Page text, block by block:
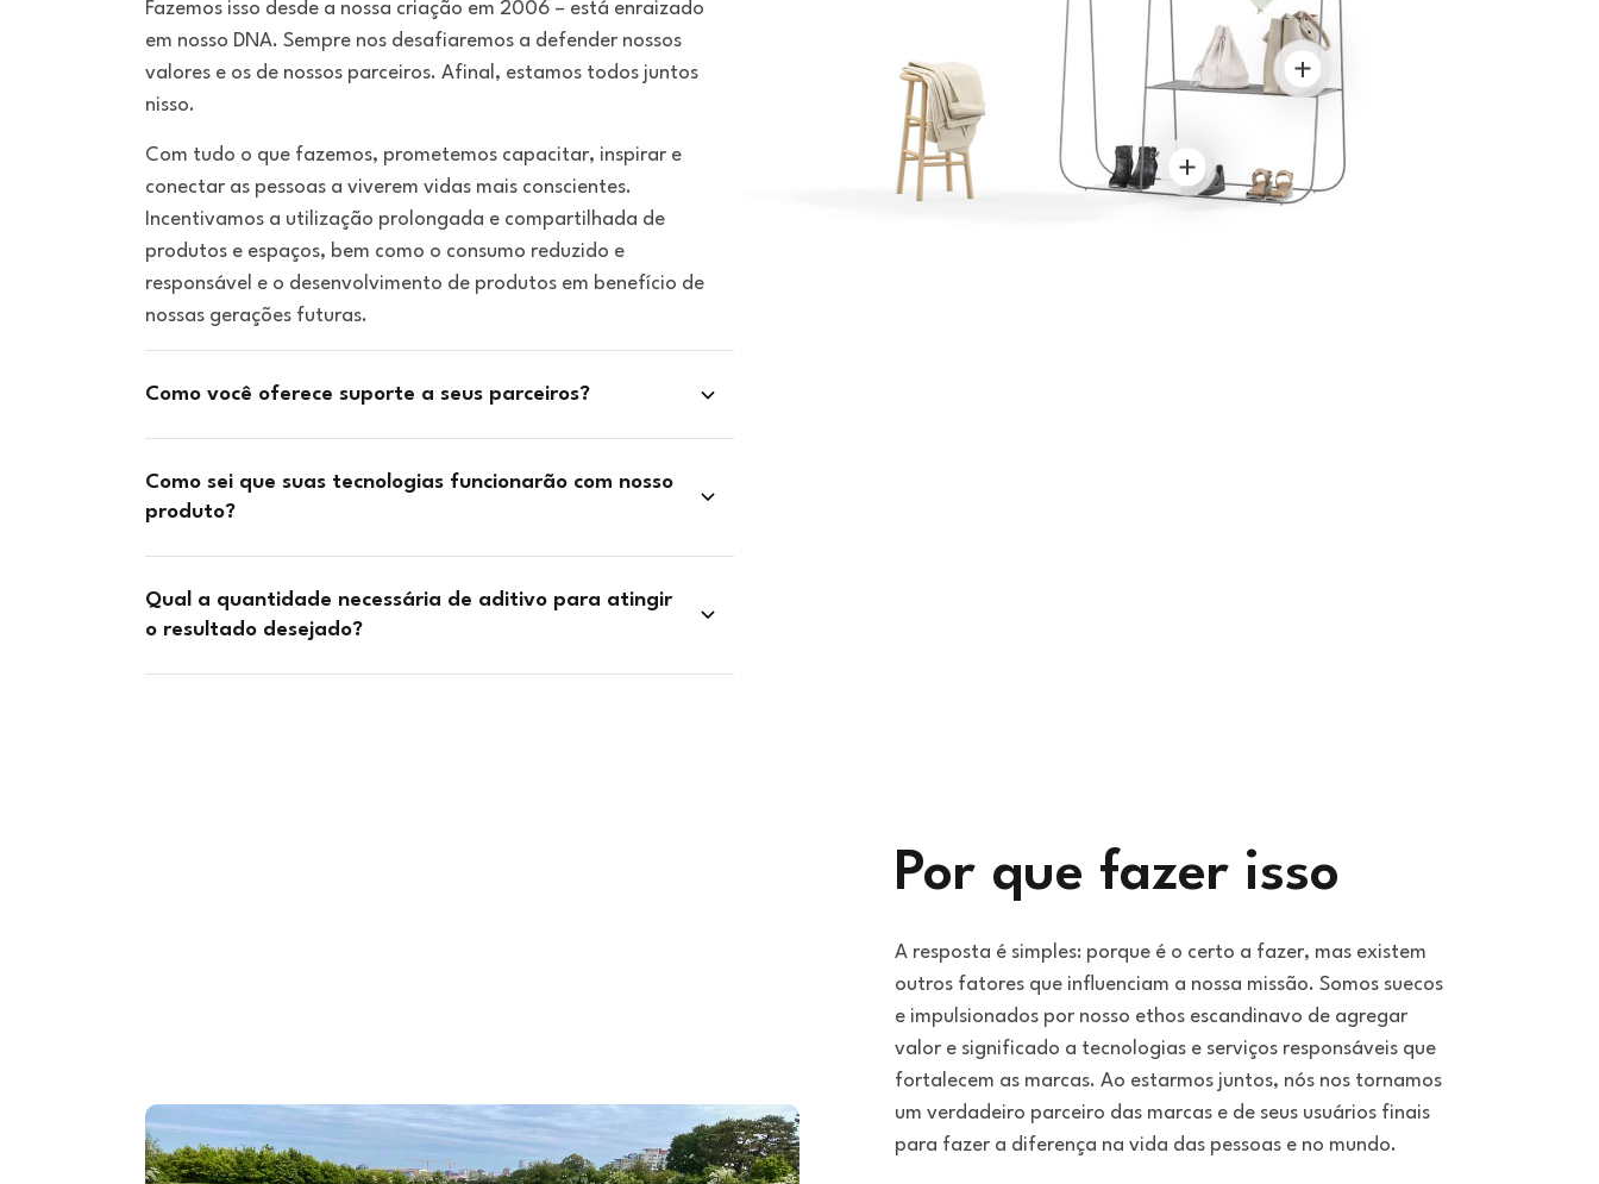
Fazemos isso desde a nossa criação em 2006 – está enraizado
em nosso DNA. Sempre nos desafiaremos a defender nossos
valores e os de nossos parceiros. Afinal, estamos todos juntos
nisso.
Com tudo o que fazemos, prometemos capacitar, inspirar e
conectar as pessoas a viverem vidas mais conscientes.
Incentivamos a utilização prolongada e compartilhada de
produtos e espaços, bem como o consumo reduzido e
responsável e o desenvolvimento de produtos em benefício de
nossas gerações futuras.
Como você oferece suporte a seus parceiros?
Como sei que suas tecnologias funcionarão com nosso
produto?
Qual a quantidade necessária de aditivo para atingir
o resultado desejado?
Por que fazer isso
A resposta é simples: porque é o certo a fazer, mas existem
outros fatores que influenciam a nossa missão. Somos suecos
e impulsionados por nosso ethos escandinavo de agregar
valor e significado a tecnologias e serviços responsáveis que
fortalecem as marcas. Ao estarmos juntos, nós nos tornamos
um verdadeiro parceiro das marcas e de seus usuários finais
para fazer a diferença na vida das pessoas e no mundo.